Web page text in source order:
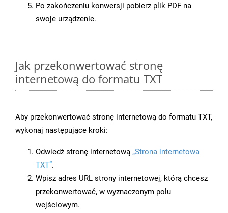
Po zakończeniu konwersji pobierz plik PDF na
swoje urządzenie.
Jak przekonwertować stronę
internetową do formatu TXT
Aby przekonwertować stronę internetową do formatu TXT,
wykonaj następujące kroki:
Odwiedź stronę internetową „Strona internetowa
TXT”.
Wpisz adres URL strony internetowej, którą chcesz
przekonwertować, w wyznaczonym polu
wejściowym.